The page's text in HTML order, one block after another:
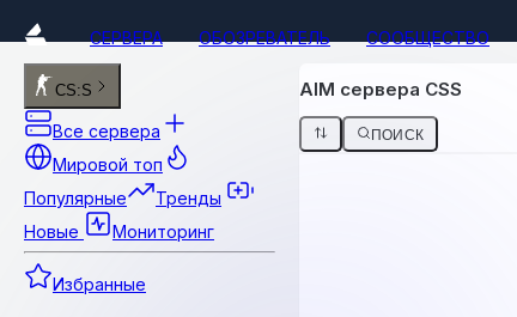
СЕРВЕРА ОБОЗРЕВАТЕЛЬ СООБЩЕСТВО
CS:S
Все сервера
Мировой топ
Популярные
Тренды
Новые
Мониторинг
Избранные
AIM сервера CSS
ПОИСК